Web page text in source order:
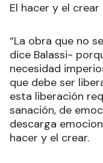
El hacer y el crear
“La obra que no
dice Balassi-
necesidad
que debe ser
esta liberación
sanación, de
descarga
hacer y el crear.